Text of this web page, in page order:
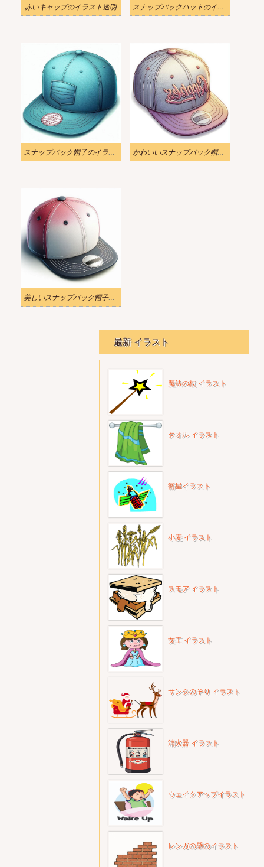
赤いキャップのイラスト透明 スナップバックハットのイラスト
スナップバック帽子のイラスト無料 かわいいスナップバック帽子のイラスト
美しいスナップバック帽子のイラスト
最新 イラスト
魔法の杖 イラスト
タオル イラスト
衛星イラスト
小麦 イラスト
スモア イラスト
女王 イラスト
サンタのそり イラスト
消火器 イラスト
ウェイクアップイラスト
レンガの壁のイラスト